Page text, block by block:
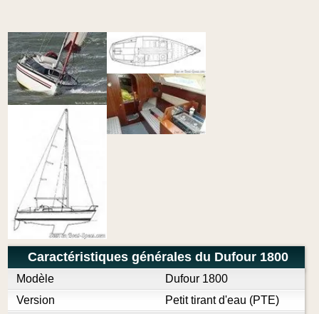
Caractéristiques générales du Dufour 1800
Modèle
Dufour 1800
Version
Petit tirant d'eau (PTE)